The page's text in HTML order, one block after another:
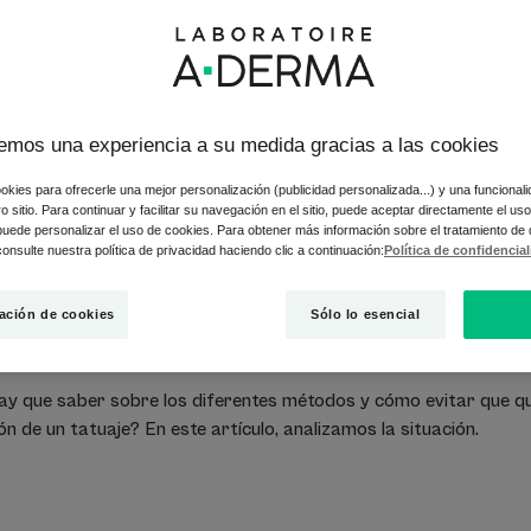
Dolor y molestias durante la eliminación del
momento importante, pero a veces las motivaciones
a ser, algún día, aún más importante. Hoy en día, la
(1), ¿pero es posible eliminar un tatuaje sin dejar cicatrices?
las opciones son variadas
y cada una tiene sus
consultar a un profesional sanitario especializado en la
a tu caso.
que saber sobre los diferentes métodos y cómo evitar que
de un tatuaje? En este artículo, analizamos la situación.
una experiencia a su medida gracias a las cookies
para ofrecerle una mejor personalización (publicidad personalizada...) y una
sitio. Para continuar y facilitar su navegación en el sitio, puede aceptar directamente el
personalizar el uso de cookies. Para obtener más información sobre el tratamiento de
nuestra política de privacidad haciendo clic a continuación: Política de
de cookies Sólo lo esencial